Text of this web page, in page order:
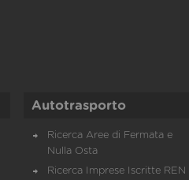
Autotrasporto
Ricerca Aree di Fermata e
Nulla Osta
Ricerca Imprese Iscritte REN